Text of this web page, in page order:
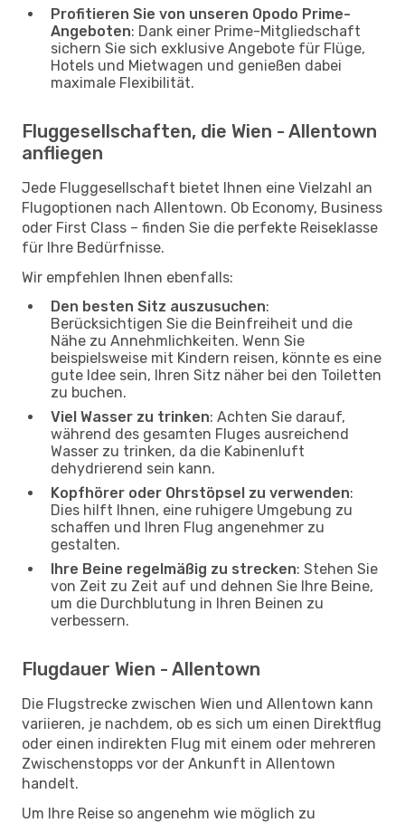
Profitieren Sie von unseren Opodo Prime-
Angeboten: Dank einer Prime-Mitgliedschaft
sichern Sie sich exklusive Angebote für Flüge,
Hotels und Mietwagen und genießen dabei
maximale Flexibilität.
Fluggesellschaften, die Wien - Allentown
anfliegen
Jede Fluggesellschaft bietet Ihnen eine Vielzahl an
Flugoptionen nach Allentown. Ob Economy, Business
oder First Class – finden Sie die perfekte Reiseklasse
für Ihre Bedürfnisse.
Wir empfehlen Ihnen ebenfalls:
Den besten Sitz auszusuchen:
Berücksichtigen Sie die Beinfreiheit und die
Nähe zu Annehmlichkeiten. Wenn Sie
beispielsweise mit Kindern reisen, könnte es eine
gute Idee sein, Ihren Sitz näher bei den Toiletten
zu buchen.
Viel Wasser zu trinken: Achten Sie darauf,
während des gesamten Fluges ausreichend
Wasser zu trinken, da die Kabinenluft
dehydrierend sein kann.
Kopfhörer oder Ohrstöpsel zu verwenden:
Dies hilft Ihnen, eine ruhigere Umgebung zu
schaffen und Ihren Flug angenehmer zu
gestalten.
Ihre Beine regelmäßig zu strecken: Stehen Sie
von Zeit zu Zeit auf und dehnen Sie Ihre Beine,
um die Durchblutung in Ihren Beinen zu
verbessern.
Flugdauer Wien - Allentown
Die Flugstrecke zwischen Wien und Allentown kann
variieren, je nachdem, ob es sich um einen Direktflug
oder einen indirekten Flug mit einem oder mehreren
Zwischenstopps vor der Ankunft in Allentown
handelt.
Um Ihre Reise so angenehm wie möglich zu